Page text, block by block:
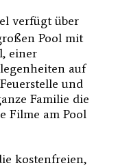
verfügt über
Pool mit
einer
auf
und
Familie die
Filme am Pool
kostenfreien,